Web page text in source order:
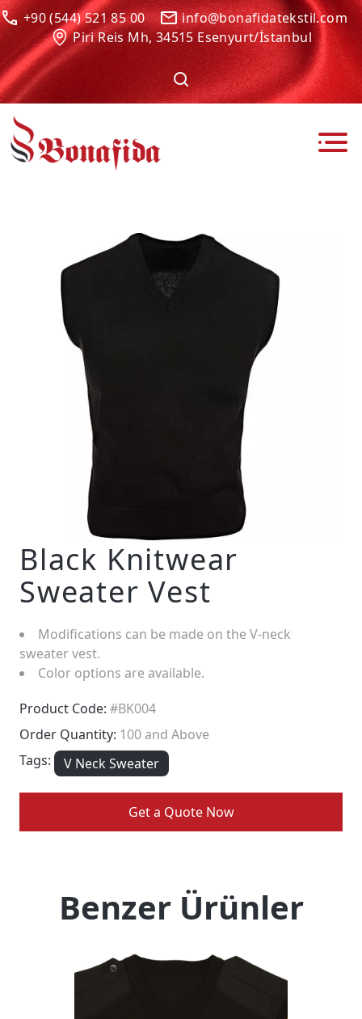
+90 (544) 521 85 00
info@bonafidatekstil.com
Piri Reis Mh, 34515 Esenyurt/İstanbul
Black Knitwear
Sweater Vest
Modifications can be made on the V-neck
sweater vest.
Color options are available.
Product Code: #BK004
Order Quantity: 100 and Above
Tags:
V Neck Sweater
Get a Quote Now
Benzer Ürünler